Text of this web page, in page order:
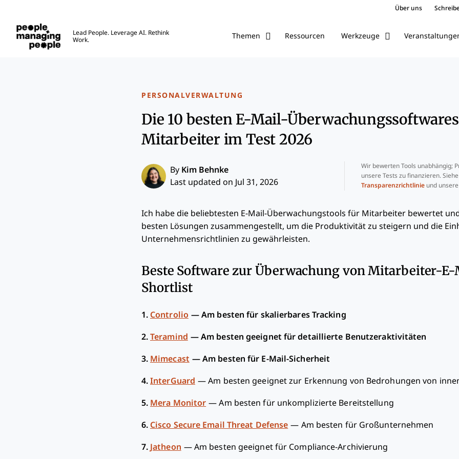
Über uns
Lead People. Leverage AI. Rethink
Work.
Themen Ressourcen Werkzeuge
PERSONALVERWALTUNG
Die 10 besten E-Mail-
Mitarbeiter im Test 2026
By Kim Behnke
Last updated on Jul 31, 2026
Wir bewerten Tools unabhängig;
unsere Tests zu finanzieren.
Transparenzrichtlinieund unsere
Ich habe die beliebtesten E-Mail-Überwachungstools für Mitarbeiter bewertet
besten Lösungen zusammengestellt, um die Produktivität zu steigern und die
Unternehmensrichtlinien zu gewährleisten.
Beste Software zur Überwachung von Mitarbeiter-E-
Shortlist
1. Controlio —Am besten für skalierbares Tracking
2. Teramind —Am besten geeignet für detaillierte Benutzeraktivitäten
3. Mimecast —Am besten für E-Mail-Sicherheit
4. InterGuard —Am besten geeignet zur Erkennung von Bedrohungen von
5. Mera Monitor —Am besten für unkomplizierte Bereitstellung
6. Cisco Secure Email Threat Defense — Am besten für Großunternehmen
7. Jatheon — Am besten geeignet für Compliance-Archivierung